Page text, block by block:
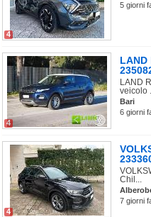
4
5 giorni
4
LAND
LAND
veicolo
Bari
6 giorni
4
Chil...
7 giorni